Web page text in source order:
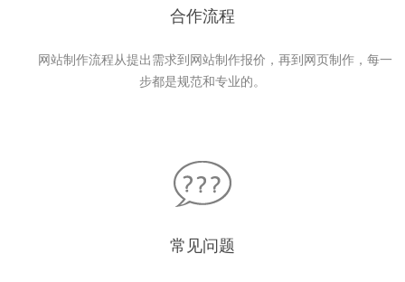
合作流程
网站制作流程从提出需求到网站制作报价，再到网页制作，每一
步都是规范和专业的。
常见问题